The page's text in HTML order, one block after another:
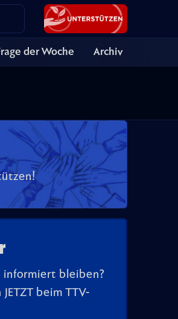
der Woche Archiv
informiert bleiben?
beim TTV-